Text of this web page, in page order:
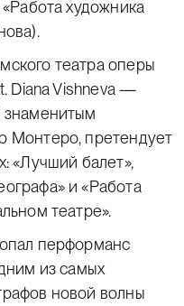
художника
театра оперы
Diana Vishneva —
знаменитым
Монтеро, претендует
«Лучший балет»,
и «Работа
театре».
перформанс
из самых
новой волны